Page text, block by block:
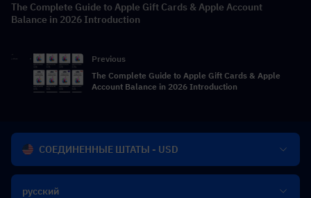
The Complete Guide to Apple Gift Cards & Apple Account
Balance in 2026 Introduction
Previous
The Complete Guide to Apple Gift Cards & Apple
Account Balance in 2026 Introduction
СОЕДИНЕННЫЕ ШТАТЫ - USD
русский